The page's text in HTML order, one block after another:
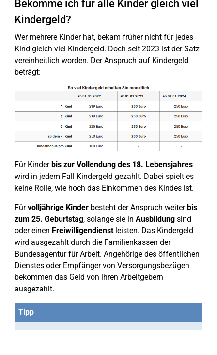
Bekomme ich für alle Kinder gleich viel
Kindergeld?
Wer mehrere Kinder hat, bekam früher nicht für jedes
Kind gleich viel Kindergeld. Doch seit 2023 ist der Satz
vereinheitlich worden. Der Anspruch auf Kindergeld
beträgt:
Für Kinderbis zur Vollendung des 18. Lebensjahres
wird in jedem Fall Kindergeld gezahlt. Dabei spielt es
keine Rolle, wie hoch das Einkommen des Kindes ist.
Fürvolljährige Kinder besteht der Anspruch weiterbis
zum 25. Geburtstag, solange sie in Ausbildung sind
oder einen Freiwilligendienstleisten. Das Kindergeld
wird ausgezahlt durch die Familienkassen der
Bundesagentur für Arbeit. Angehörige des öffentlichen
Dienstes oder Empfänger von Versorgungsbezügen
bekommen das Geld von ihren Arbeitgebern
ausgezahlt.
Tipp